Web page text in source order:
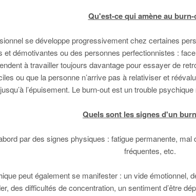
Qu'est-ce qui amène au
se développe progressivement chez certaines
et démotivantes ou des personnes perfectionnistes :
à travailler toujours davantage pour essayer de
ou que la personne n’arrive pas à relativiser et
jusqu’à l’épuisement. Le burn-out est un trouble
Quels sont les signes d'un
par des signes physiques : fatigue permanente,
fréquentes, etc.
peut également se manifester : un vide émotionnel,
des difficultés de concentration, un sentiment d’être